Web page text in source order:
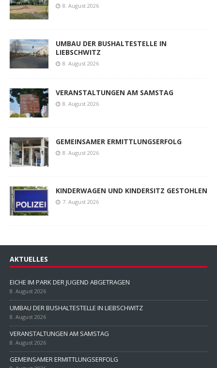
8. August 2026
UMBAU DER BUSHALTESTELLE IN
LIEBSCHWITZ
8. August 2026
VERANSTALTUNGEN AM SAMSTAG
8. August 2026
GEMEINSAMER ERMITTLUNGSERFOLG
8. August 2026
KINDERWAGEN UND KINDERSITZ GESTOHLEN
7. August 2026
AKTUELLES
EICHE IM PARK DER JUGEND ABGETRAGEN
8. August 2026
UMBAU DER BUSHALTESTELLE IN LIEBSCHWITZ
8. August 2026
VERANSTALTUNGEN AM SAMSTAG
8. August 2026
GEMEINSAMER ERMITTLUNGSERFOLG